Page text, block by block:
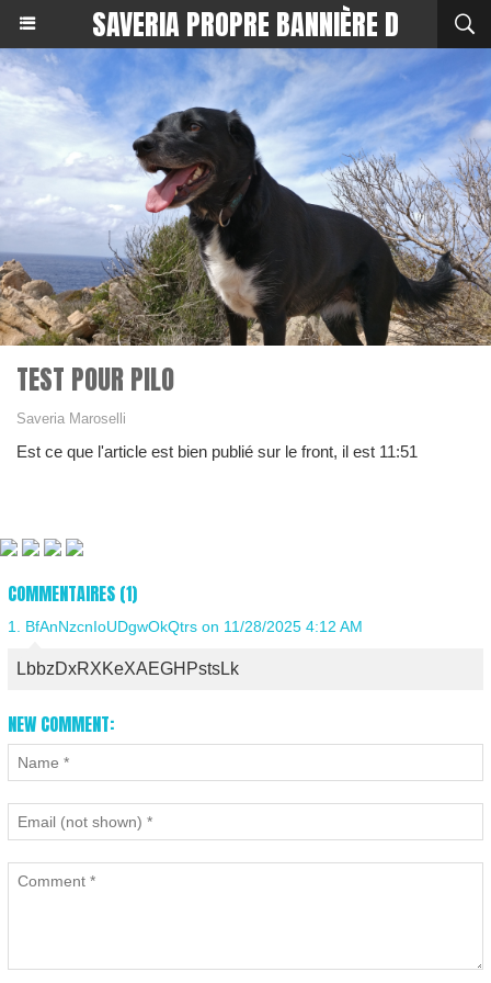
SAVERIA PROPRE BANNIÈRE D
TEST POUR PILO
Saveria Maroselli
Est ce que l'article est bien publié sur le front, il est 11:51
COMMENTAIRES (1)
1. BfAnNzcnIoUDgwOkQtrs on 11/28/2025 4:12 AM
LbbzDxRXKeXAEGHPstsLk
NEW COMMENT: